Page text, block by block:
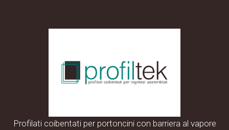
Profilati coibentati per portoncini con barriera al vapore